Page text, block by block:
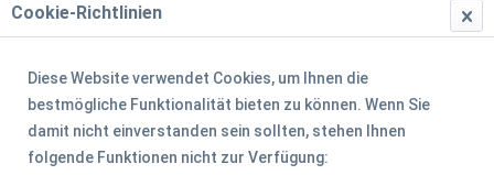
Cookie-Richtlinien
Diese Website verwendet Cookies, um Ihnen die
bestmögliche Funktionalität bieten zu können. Wenn Sie
damit nicht einverstanden sein sollten, stehen Ihnen
folgende Funktionen nicht zur Verfügung: